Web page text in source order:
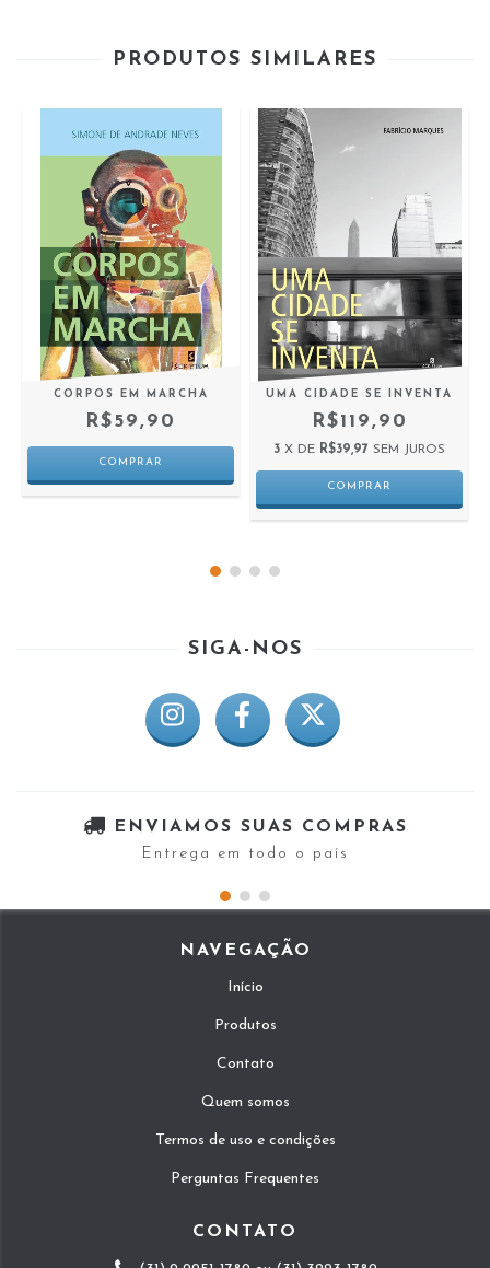
PRODUTOS SIMILARES
CORPOS EM MARCHA
R$59,90
UMA CIDADE SE INVENTA
R$119,90
3 X DE R$39,97 SEM JUROS
SIGA-NOS
ENVIAMOS SUAS COMPRAS
Entrega em todo o país
NAVEGAÇÃO
Início
Produtos
Contato
Quem somos
Termos de uso e condições
Perguntas Frequentes
CONTATO